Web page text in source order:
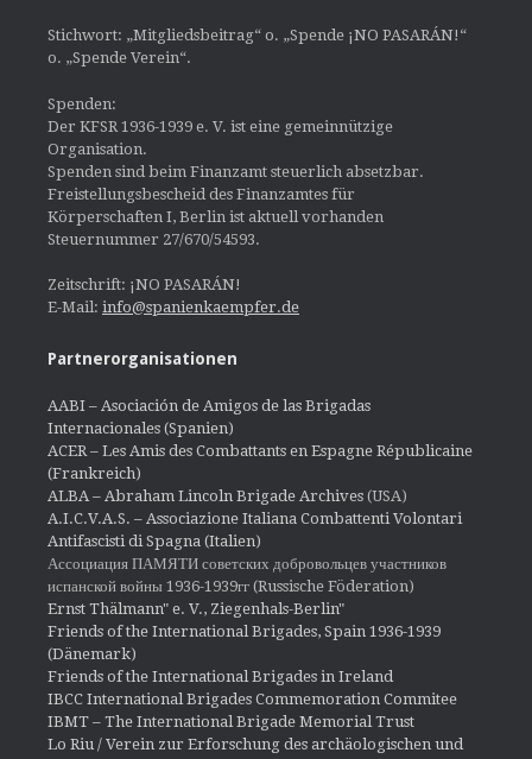
Stichwort: „Mitgliedsbeitrag“ o. „Spende ¡NO PASARÁN!“
o. „Spende Verein“.
Spenden:
Der KFSR 1936-1939 e. V. ist eine gemeinnützige
Organisation.
Spenden sind beim Finanzamt steuerlich absetzbar.
Freistellungsbescheid des Finanzamtes für
Körperschaften I, Berlin ist aktuell vorhanden
Steuernummer 27/670/54593.
Zeitschrift: ¡NO PASARÁN!
E-Mail: info@spanienkaempfer.de
Partnerorganisationen
AABI – Asociación de Amigos de las Brigadas
Internacionales (Spanien)
ACER – Les Amis des Combattants en Espagne Républicaine
(Frankreich)
ALBA – Abraham Lincoln Brigade Archives (USA)
A.I.C.V.A.S. – Associazione Italiana Combattenti Volontari
Antifascisti di Spagna (Italien)
Ассоциация ПАМЯТИ советских добровольцев участников
испанской войны 1936-1939гг (Russische Föderation)
Ernst Thälmann" e. V., Ziegenhals-Berlin"
Friends of the International Brigades, Spain 1936-1939
(Dänemark)
Friends of the International Brigades in Ireland
IBCC International Brigades Commemoration Commitee
IBMT – The International Brigade Memorial Trust
Lo Riu / Verein zur Erforschung des archäologischen und